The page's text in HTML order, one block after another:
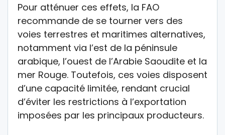
Pour atténuer ces effets, la FAO
recommande de se tourner vers des
voies terrestres et maritimes alternatives,
notamment via l’est de la péninsule
arabique, l’ouest de l’Arabie Saoudite et la
mer Rouge. Toutefois, ces voies disposent
d’une capacité limitée, rendant crucial
d’éviter les restrictions à l’exportation
imposées par les principaux producteurs.